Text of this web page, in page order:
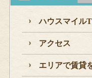
ハウスマイル
アクセス
エリアで賃貸